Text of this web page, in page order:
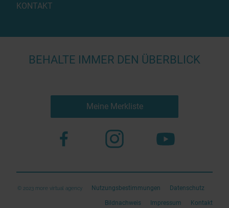
KONTAKT
BEHALTE IMMER DEN ÜBERBLICK
Meine Merkliste
© 2023 more virtual agency Nutzungsbestimmungen Datenschutz
Bildnachweis Impressum Kontakt